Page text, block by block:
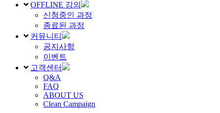
OFFLINE 강의
신청중인 과정
종료된 과정
커뮤니티
공지사항
이벤트
고객센터
Q&A
FAQ
ABOUT US
Clean Campaign